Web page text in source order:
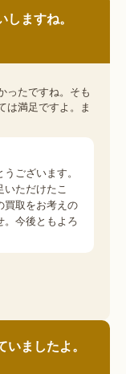
ますね。
ったですね。そも
は満足ですよ。ま
ございます。
ただけたこ
買取をお考えの
。今後ともよろ
ましたよ。